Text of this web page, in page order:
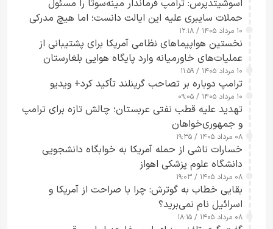
اسوشیتدپرس: ترامپ فرماندار مینه‌سوتا را مسئول
حملات سایبری علیه این ایالت دانست؛ اما هیچ مدرکی
ارائه نکرد
۱۰ مرداد ۱۴۰۵ / ۱۲:۱۸
نخستین هواپیماهای نظامی آمریکا برای پشتیبانی از
عملیات‌های خاورمیانه وارد پایگاه هوایی بلغارستان
شدند
۱۰ مرداد ۱۴۰۵ / ۱۱:۵۹
ترامپ دوباره بر تصاحب گرینلند تأکید کرد+ ویدیو
۱۰ مرداد ۱۴۰۵ / ۰۹:۰۵
تهدید علیه قطب نفتی عربستان؛ چالش تازه برای ترامپ
و جمهوری‌خواهان
۰۸ مرداد ۱۴۰۵ / ۱۹:۳۵
خسارات ناشی از حمله آمریکا به خوابگاه دانشجویی
دانشگاه علوم پزشکی اهواز
۰۸ مرداد ۱۴۰۵ / ۱۹:۰۳
بقایی خطاب به گوترش: چرا با صراحت از آمریکا و
اسرائیل نام نمی‌برید؟
۰۸ مرداد ۱۴۰۵ / ۱۸:۱۵